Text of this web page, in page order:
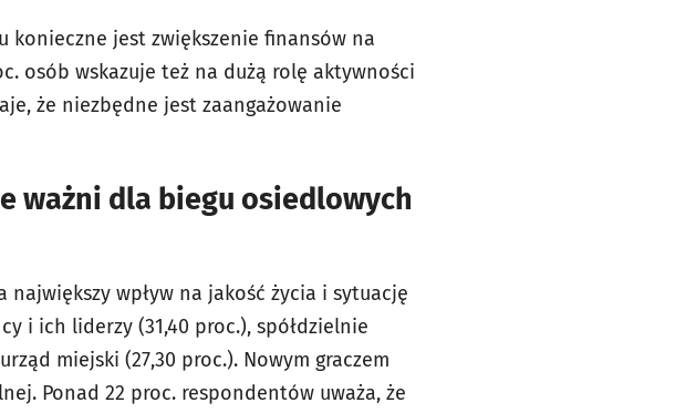
konieczne jest zwiększenie finansów na
osób wskazuje też na dużą rolę aktywności
że niezbędne jest zaangażowanie
ważni dla biegu osiedlowych
wpływ na jakość życia i sytuację
i ich liderzy (31,40 proc.), spółdzielnie
miejski (27,30 proc.). Nowym graczem
Ponad 22 proc. respondentów uważa, że